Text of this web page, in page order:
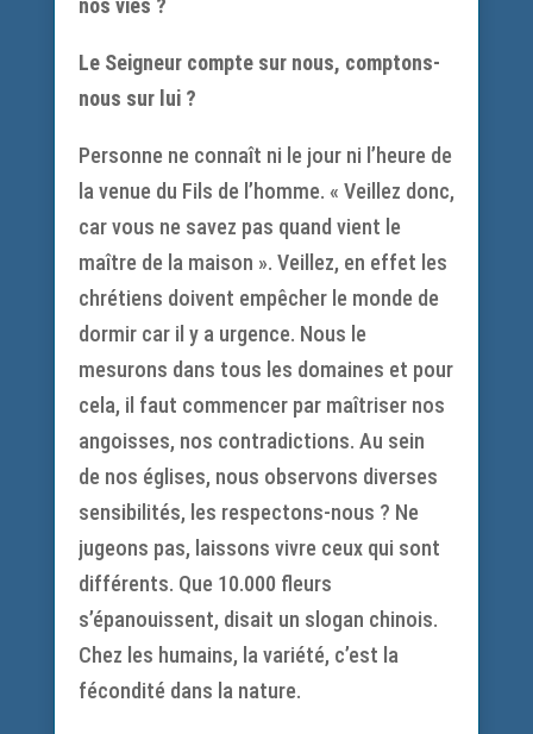
nos vies ?
Le Seigneur compte sur nous, comptons-
nous sur lui ?
Personne ne connaît ni le jour ni l’heure de
la venue du Fils de l’homme. « Veillez donc,
car vous ne savez pas quand vient le
maître de la maison ». Veillez, en effet les
chrétiens doivent empêcher le monde de
dormir car il y a urgence. Nous le
mesurons dans tous les domaines et pour
cela, il faut commencer par maîtriser nos
angoisses, nos contradictions. Au sein
de nos églises, nous observons diverses
sensibilités, les respectons-nous ? Ne
jugeons pas, laissons vivre ceux qui sont
différents. Que 10.000 fleurs
s’épanouissent, disait un slogan chinois.
Chez les humains, la variété, c’est la
fécondité dans la nature.